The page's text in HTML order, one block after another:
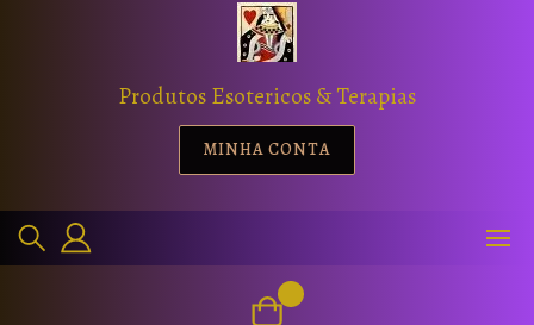
Produtos Esotericos & Terapias
MINHA CONTA